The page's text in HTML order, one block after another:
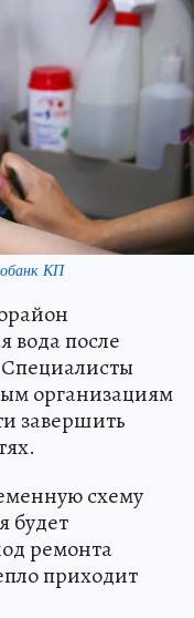
КП
вода после
организациям
завершить
схему
будет
ремонта
приходит